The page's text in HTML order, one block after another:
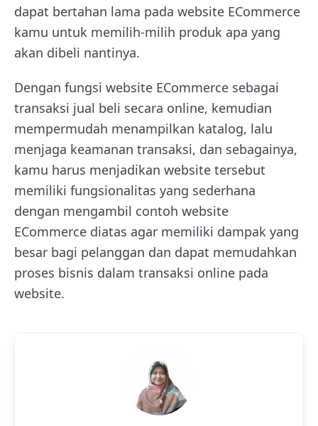
dapat bertahan lama pada website ECommerce
kamu untuk memilih-milih produk apa yang
akan dibeli nantinya.
Dengan fungsi website ECommerce sebagai
transaksi jual beli secara online, kemudian
mempermudah menampilkan katalog, lalu
menjaga keamanan transaksi, dan sebagainya,
kamu harus menjadikan website tersebut
memiliki fungsionalitas yang sederhana
dengan mengambil contoh website
ECommerce diatas agar memiliki dampak yang
besar bagi pelanggan dan dapat memudahkan
proses bisnis dalam transaksi online pada
website.